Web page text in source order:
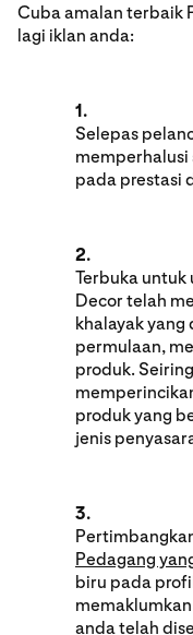
Cuba amalan terbaik
lagi iklan anda:
1.
Selepas
pada prestasi
2.
Terbuka untuk
Decor telah
khalayak
permulaan,
produk.
produk yang
jenis
3.
Pedagang
biru pada
anda telah